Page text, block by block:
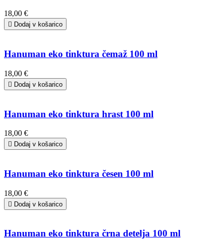
18,00 €
 Dodaj v košarico
Hanuman eko tinktura čemaž 100 ml
18,00 €
 Dodaj v košarico
Hanuman eko tinktura hrast 100 ml
18,00 €
 Dodaj v košarico
Hanuman eko tinktura česen 100 ml
18,00 €
 Dodaj v košarico
Hanuman eko tinktura črna detelja 100 ml